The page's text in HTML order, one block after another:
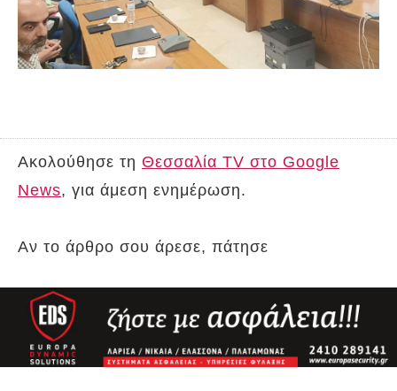
Ακολούθησε τη Θεσσαλία TV στο Google
News, για άμεση ενημέρωση.
Αν το άρθρο σου άρεσε, πάτησε